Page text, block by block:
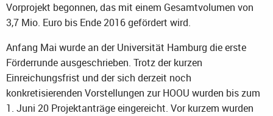
Vorprojekt begonnen, das mit einem Gesamtvolumen von
3,7 Mio. Euro bis Ende 2016 gefördert wird.
Anfang Mai wurde an der Universität Hamburg die erste
Förderrunde ausgeschrieben. Trotz der kurzen
Einreichungsfrist und der sich derzeit noch
konkretisierenden Vorstellungen zur HOOU wurden bis zum
1. Juni 20 Projektanträge eingereicht. Vor kurzem wurden